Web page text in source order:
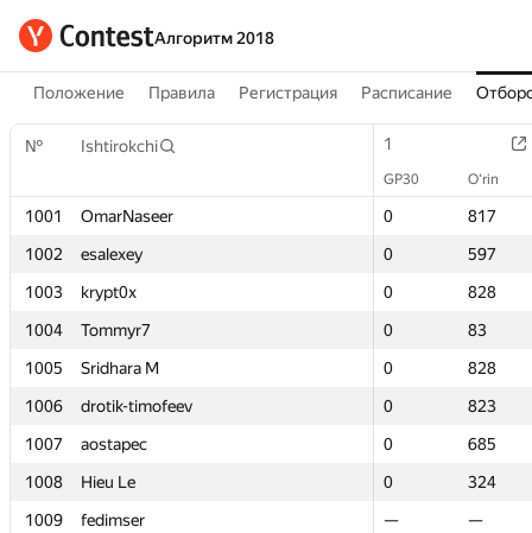
Алгоритм 2018
Положение Правила Регистрация Расписание
№ Ishtirokchi 1
GP30 O‘rin
1001 OmarNaseer 0
817
1002
esalexey 0
597
1003
krypt0x 0
828
1004
Tommyr7 0
83
1005
Sridhara M 0
828
1006
drotik-timofeev 0
823
1007
aostapec 0
685
1008
Hieu Le 0
324
1009
fedimser —
—
№ Ishtirokchi 1
GP30 O‘rin
1001 OmarNaseer 0
817
1002
esalexey 0
597
1003
krypt0x 0
828
1004
Tommyr7 0
83
1005
Sridhara M 0
828
1006
drotik-timofeev 0
823
1007
aostapec 0
685
1008
Hieu Le 0
324
1009
fedimser —
—